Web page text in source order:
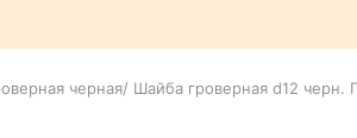
черная/ Шайба гроверная d12 черн.